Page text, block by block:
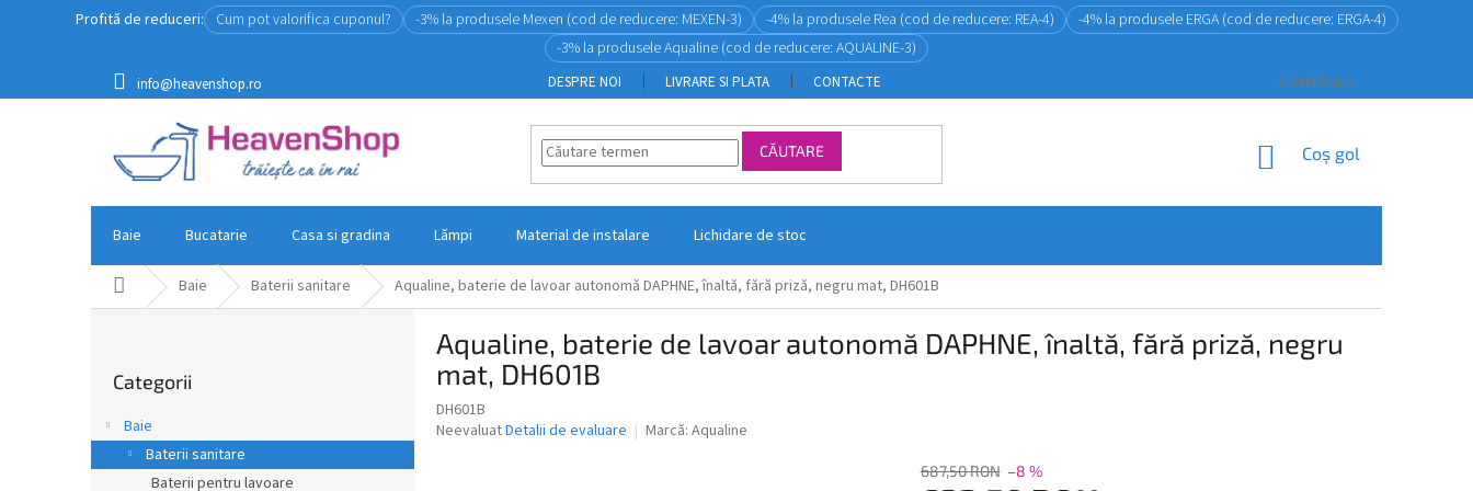
Profită de reduceri: Cum pot valorifica cuponul? -3% la produsele Mexen (cod de reducere: MEXEN-3) -4% la produsele Rea (cod de reducere: REA-4)
-4% la produsele ERGA (cod de reducere: ERGA-4)
-3% la produsele Aqualine (cod de reducere: AQUALINE-3)
info@heavenshop.ro DESPRE NOI LIVRARE SI PLATA CONTACTE Autentificare
CĂUTARE
COŞ
CUMPĂRĂTURI
Coş gol
Baie Bucatarie Casa si gradina Lămpi Material de instalare Lichidare de stoc
Acasă Baie Baterii sanitare Aqualine, baterie de lavoar autonomă DAPHNE, înaltă, fără priză, negru mat, DH601B
a
t
peste
Categorii
Baie
Baterii sanitare
Baterii pentru lavoare
Aqualine, baterie de lavoar autonomă DAPHNE, înaltă, fără priză, negru
mat, DH601B
DH601B
Evaluarea
NeevaluatDetalii de evaluare Marcă: Aqualine
687,50 RON –8 %